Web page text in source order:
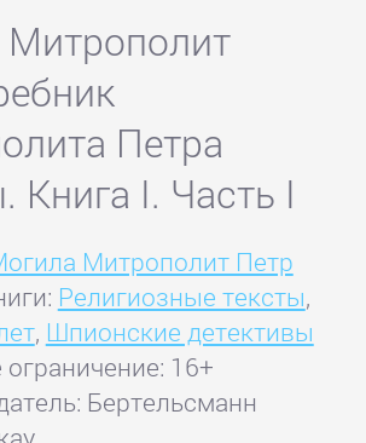
Петра
Книга I. Часть I
Митрополит Петр
Религиозные тексты,
, Шпионские детективы
16+
Бертельсманн